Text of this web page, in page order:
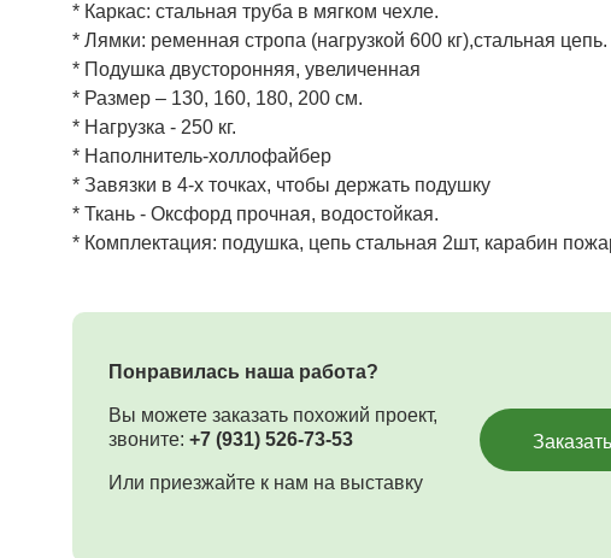
* Каркас: стальная труба в мягком чехле.
* Лямки: ременная стропа (нагрузкой 600 кг),стальная цепь.
* Подушка двусторонняя, увеличенная
* Размер – 130, 160, 180, 200 см.
* Нагрузка - 250 кг.
* Наполнитель-холлофайбер
* Завязки в 4-х точках, чтобы держать подушку
* Ткань - Оксфорд прочная, водостойкая.
* Комплектация: подушка, цепь стальная 2шт, карабин
Понравилась наша работа?
Вы можете заказать похожий проект,
звоните: +7 (931) 526-73-53
Или приезжайте к нам на выставку